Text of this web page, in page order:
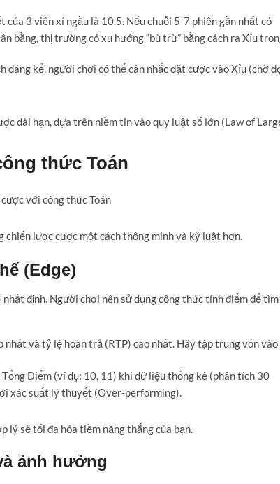
3 viên xí ngầu là 10.5. Nếu chuỗi 5-7 phiên gần nhất có
bằng, thị trường có xu hướng “bù trừ” bằng cách ra Xỉu
đáng kể, người chơi có thể cân nhắc đặt cược vào Xỉu (chờ
dài hạn, dựa trên niềm tin vào quy luật số lớn (Law of
thức Toán
chiến lược cược một cách thông minh và kỷ luật hơn.
(Edge)
định. Người chơi nên sử dụng công thức tính điểm để tìm
nhất và tỷ lệ hoàn trả (RTP) cao nhất. Hãy tập trung vốn vào
Điểm (ví dụ: 10, 11) khi dữ liệu thống kê (phân tích 30
xác suất lý thuyết (Over-performing).
lý sẽ tối đa hóa tiềm năng thắng của bạn.
ảnh hưởng